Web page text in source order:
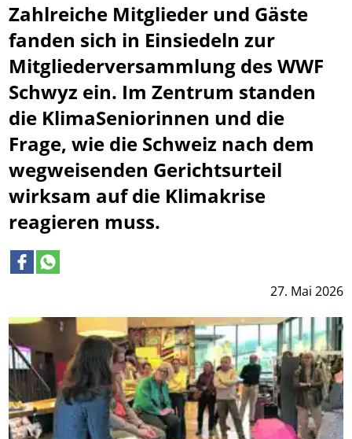
27. Mai 2026
Zahlreiche Mitglieder und Gäste
fanden sich in Einsiedeln zur
Mitgliederversammlung des WWF
Schwyz ein. Im Zentrum standen
die KlimaSeniorinnen und die
Frage, wie die Schweiz nach dem
wegweisenden Gerichtsurteil
wirksam auf die Klimakrise
reagieren muss.